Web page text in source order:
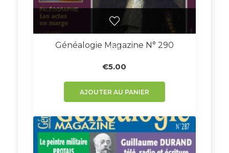
Généalogie Magazine N° 290
€5.00
AJOUTER AU PANIER